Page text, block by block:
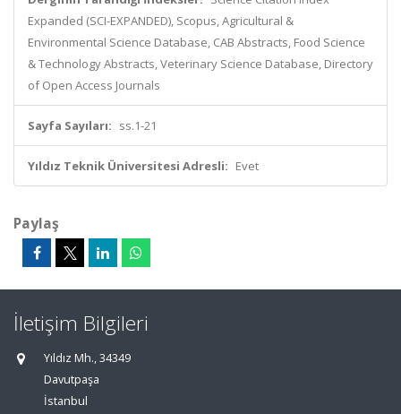
Expanded (SCI-EXPANDED), Scopus, Agricultural &
Environmental Science Database, CAB Abstracts, Food Science
& Technology Abstracts, Veterinary Science Database, Directory
of Open Access Journals
Sayfa Sayıları: ss.1-21
Yıldız Teknik Üniversitesi Adresli: Evet
Paylaş
İletişim Bilgileri
Yıldız Mh., 34349
Davutpaşa
İstanbul